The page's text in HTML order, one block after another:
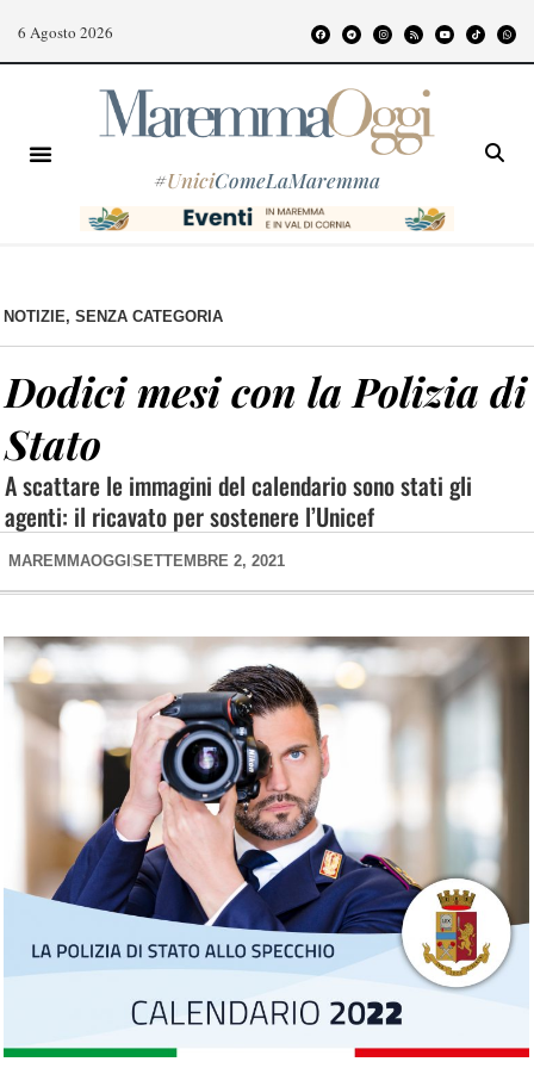
6 Agosto 2026
#UniciComeLaMaremma
NOTIZIE, SENZA CATEGORIA
Dodici mesi con la Polizia di
Stato
A scattare le immagini del calendario sono stati gli
agenti: il ricavato per sostenere l’Unicef
MAREMMAOGGI SETTEMBRE 2, 2021